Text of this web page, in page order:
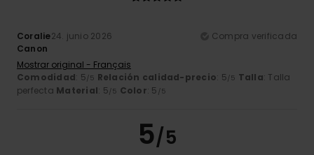
Coralie24. junio 2026
Compra verificada
Canon
Mostrar original - Français
Comodidad: 5/5 Relación calidad-precio: 5/5 Talla: Talla
perfecta Material: 5/5 Color: 5 /5
5/5